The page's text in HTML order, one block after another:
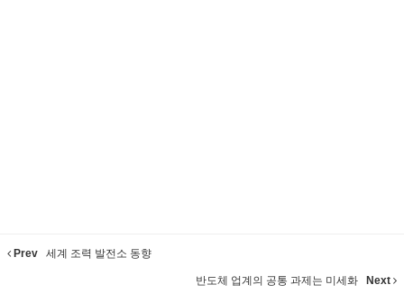
Prev 세계 조력 발전소 동향
반도체 업계의 공통 과제는 미세화 Next